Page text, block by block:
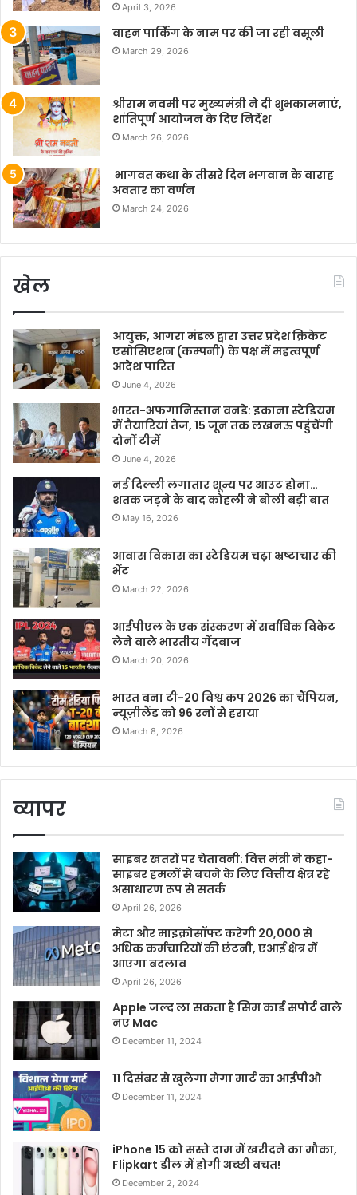
April 3, 2026
वाहन पार्किंग के नाम पर की जा रही वसूली
March 29, 2026
श्रीराम नवमी पर मुख्यमंत्री ने दी शुभकामनाएं,
शांतिपूर्ण आयोजन के दिए निर्देश
March 26, 2026
भागवत कथा के तीसरे दिन भगवान के वाराह
अवतार का वर्णन
March 24, 2026
खेल
आयुक्त, आगरा मंडल द्वारा उत्तर प्रदेश क्रिकेट
एसोसिएशन (कम्पनी) के पक्ष में महत्वपूर्ण
आदेश पारित
June 4, 2026
भारत-अफगानिस्तान वनडे: इकाना स्टेडियम
में तैयारियां तेज, 15 जून तक लखनऊ पहुंचेंगी
दोनों टीमें
June 4, 2026
नई दिल्ली लगातार शून्य पर आउट होना…
शतक जड़ने के बाद कोहली ने बोली बड़ी बात
May 16, 2026
आवास विकास का स्टेडियम चढ़ा भ्रष्टाचार की
भेंट
March 22, 2026
आईपीएल के एक संस्करण में सर्वाधिक विकेट
लेने वाले भारतीय गेंदबाज
March 20, 2026
भारत बना टी-20 विश्व कप 2026 का चैंपियन,
न्यूज़ीलैंड को 96 रनों से हराया
March 8, 2026
व्यापर
साइबर खतरों पर चेतावनी: वित्त मंत्री ने कहा-
साइबर हमलों से बचने के लिए वित्तीय क्षेत्र रहे
असाधारण रूप से सतर्क
April 26, 2026
मेटा और माइक्रोसॉफ्ट करेगी 20,000 से
अधिक कर्मचारियों की छंटनी, एआई क्षेत्र में
आएगा बदलाव
April 26, 2026
Apple जल्द ला सकता है सिम कार्ड सपोर्ट वाले
नए Mac
December 11, 2024
11 दिसंबर से खुलेगा मेगा मार्ट का आईपीओ
December 11, 2024
iPhone 15 को सस्ते दाम में खरीदने का मौका,
Flipkart डील में होगी अच्छी बचत!
December 2, 2024